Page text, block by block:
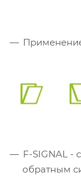
F-SIGNAL -
обратным